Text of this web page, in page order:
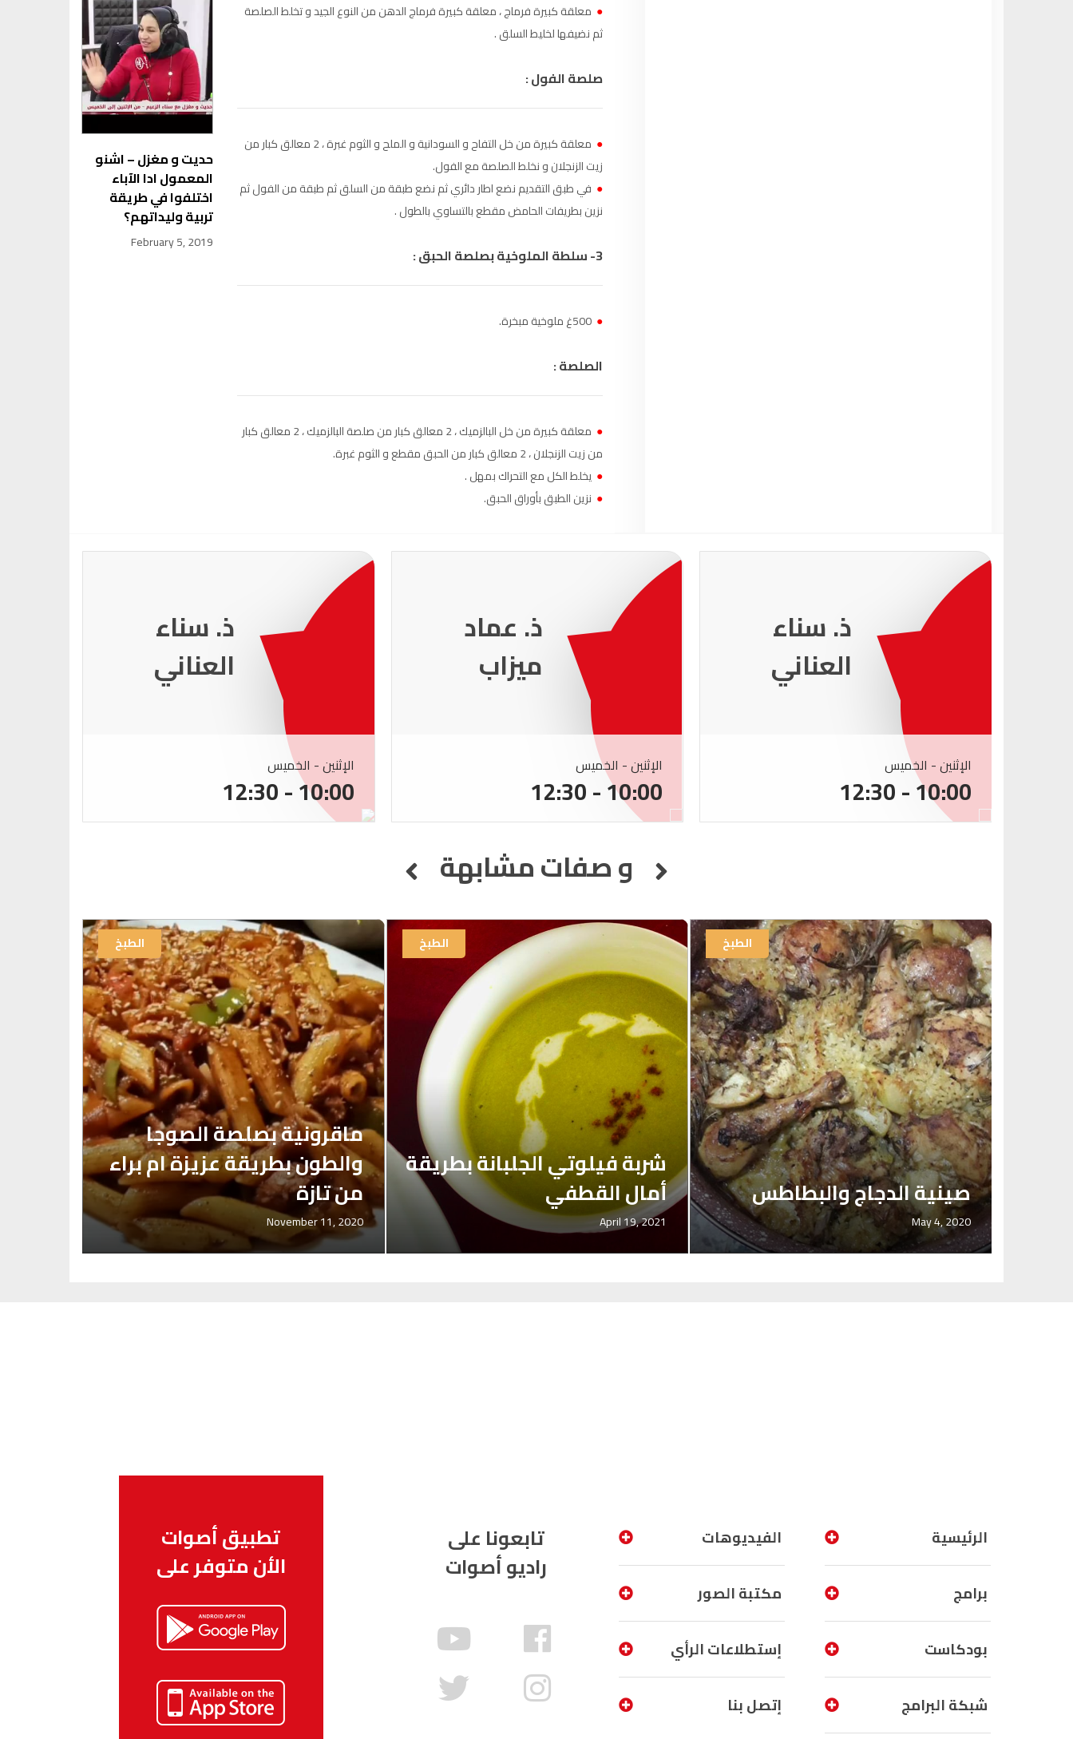
الراشدية 102.5FM
آسفي FM
السعيدية 102.0FM
الداخلة 89.7 FM
الدار البيضاء 104.3FM
الناظور 104.3FM
أصيلة
أكادير 100.4FM
● معلقة كبيرة فرماج ، معلقة كبيرة فرماج الدهن من النوع الجيد و تخلط الصلصة
ثم نضيفها لخليط السلق .
صلصة الفول :
●
معلقة كبيرة من خل التفاح و السودانية و الملح و الثوم غبرة ، 2 معالق كبار من
زيت الزنجلان و نخلط الصلصة مع الفول.
● في طبق التقديم نضع اطار دائري ثم نضع طبقة من السلق ثم طبقة من الفول ثم
نزين بطريفات الحامض مقطع بالتساوي بالطول .
3- سلطة الملوخية بصلصة الحبق :
● 500غ ملوخية مبخرة.
الصلصة :
●
معلقة كبيرة من خل البالزميك ، 2 معالق كبار من صلصة البالزميك ، 2 معالق كبار
من زيت الزنجلان ، 2 معالق كبار من الحبق مقطع و الثوم غبرة.
● يخلط الكل مع التحراك بمهل .
● نزين الطبق بأوراق الحبق.
حديت و مغزل – اشنو
المعمول ادا الآباء
اختلفوا في طريقة
تربية وليداتهم؟
February 5, 2019
ذ. عماد
ميزاب
الإثنين - الخميس
10:00 - 12:30
ذ. سناء
العناني
الإثنين - الخميس
10:00 - 12:30
ذ. عماد
ميزاب
الإثنين - الخميس
10:00 - 12:30
و صفات مشابهة
صينية الدجاج والبطاطس
May 4, 2020
الطبخ
شربة فيلوتي الجلبانة بطريقة
أمال القطفي
April 19, 2021
الطبخ
ماقرونية بصلصة الصوجا
والطون بطريقة عزيزة ام براء
من تازة
November 11, 2020
الطبخ
تطبيق أصوات
الأن متوفر على
تابعونا على
راديو أصوات
الفيديوهات
مكتبة الصور
إستطلاعات الرأي
إتصل بنا
الرئيسية
برامج
بودكاست
شبكة البرامج